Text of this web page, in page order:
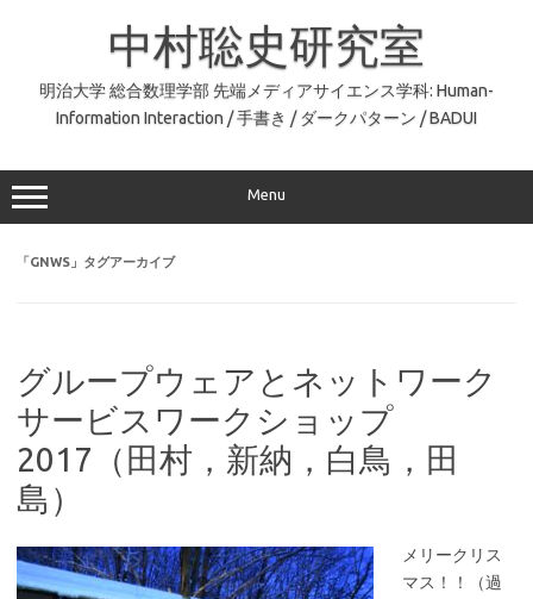
中村聡史研究室
明治大学 総合数理学部 先端メディアサイエンス学科: Human-
Information Interaction / 手書き / ダークパターン / BADUI
Menu
「GNWS 」タグアーカイブ
グループウェアとネットワーク
サービスワークショップ
2017（田村，新納，白鳥，田
島）
メリークリス
マス！！（過